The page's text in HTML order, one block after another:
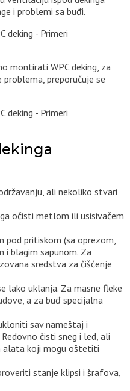
i problemi sa buđi.
montirati WPC deking, za
preporučuje se
ali nekoliko stvari
očisti metlom ili usisivačem
pod pritiskom (sa oprezom,
i blagim sapunom. Za
sredstva za čišćenje
lako uklanja. Za masne fleke
a za buđ specijalna
sav nameštaj i
čisti sneg i led, ali
alata koji mogu oštetiti
stanje klipsi i šrafova,